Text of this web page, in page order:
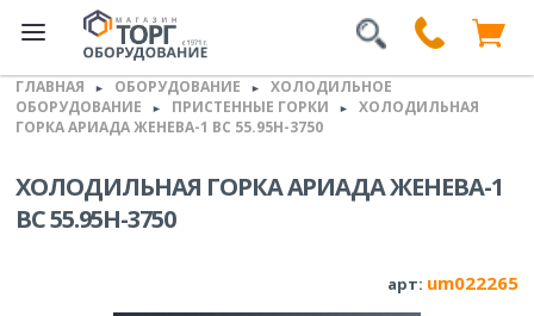
ГЛАВНАЯ ► ОБОРУДОВАНИЕ ►
ХОЛОДИЛЬНОЕ
ОБОРУДОВАНИЕ
► ПРИСТЕННЫЕ ГОРКИ ►
ХОЛОДИЛЬНАЯ
ГОРКА АРИАДА ЖЕНЕВА-1 ВС 55.95H-3750
ХОЛОДИЛЬНАЯ ГОРКА АРИАДА ЖЕНЕВА-1
ВС 55.95H-3750
арт: um022265